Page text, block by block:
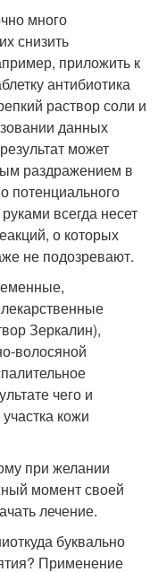
много
снизить
приложить к
антибиотика
раствор соли и
данных
может
раздражением в
потенциального
всегда несет
о которых
не подозревают.
Зеркалин),
волосяной
чего и
кожи
при желании
момент своей
лечение.
буквально
Применение